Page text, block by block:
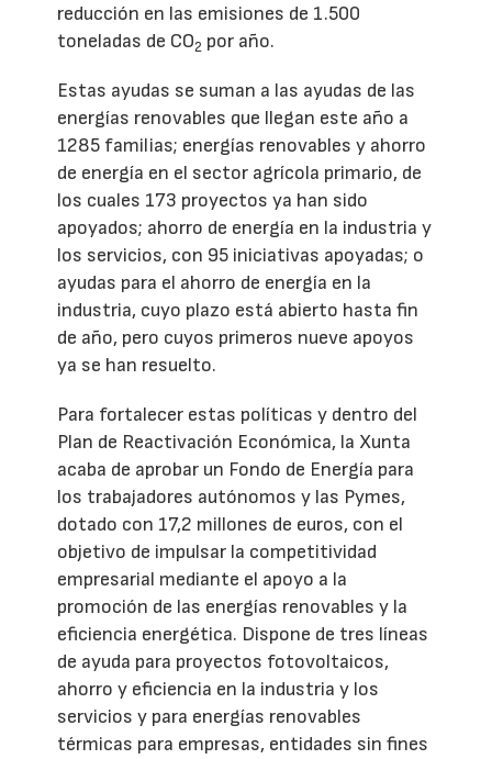
reducción en las emisiones de 1.500
toneladas de CO2 por año.
Estas ayudas se suman a las ayudas de las
energías renovables que llegan este año a
1285 familias; energías renovables y ahorro
de energía en el sector agrícola primario, de
los cuales 173 proyectos ya han sido
apoyados; ahorro de energía en la industria y
los servicios, con 95 iniciativas apoyadas; o
ayudas para el ahorro de energía en la
industria, cuyo plazo está abierto hasta fin
de año, pero cuyos primeros nueve apoyos
ya se han resuelto.
Para fortalecer estas políticas y dentro del
Plan de Reactivación Económica, la Xunta
acaba de aprobar un Fondo de Energía para
los trabajadores autónomos y las Pymes,
dotado con 17,2 millones de euros, con el
objetivo de impulsar la competitividad
empresarial mediante el apoyo a la
promoción de las energías renovables y la
eficiencia energética. Dispone de tres líneas
de ayuda para proyectos fotovoltaicos,
ahorro y eficiencia en la industria y los
servicios y para energías renovables
térmicas para empresas, entidades sin fines